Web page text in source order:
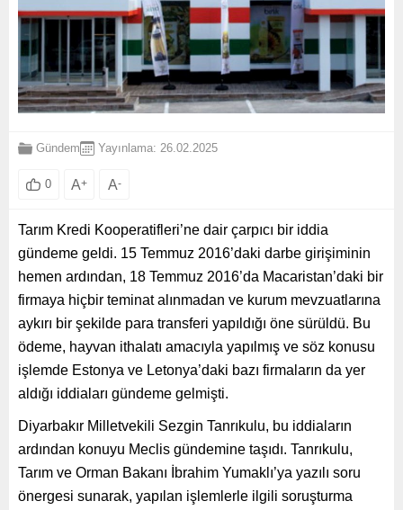
Gündem Yayınlama: 26.02.2025
0 A+ A-
Tarım Kredi Kooperatifleri’ne dair çarpıcı bir iddia
gündeme geldi. 15 Temmuz 2016’daki darbe girişiminin
hemen ardından, 18 Temmuz 2016’da Macaristan’daki bir
firmaya hiçbir teminat alınmadan ve kurum mevzuatlarına
aykırı bir şekilde para transferi yapıldığı öne sürüldü. Bu
ödeme, hayvan ithalatı amacıyla yapılmış ve söz konusu
işlemde Estonya ve Letonya’daki bazı firmaların da yer
aldığı iddiaları gündeme gelmişti.
Diyarbakır Milletvekili Sezgin Tanrıkulu, bu iddiaların
ardından konuyu Meclis gündemine taşıdı. Tanrıkulu,
Tarım ve Orman Bakanı İbrahim Yumaklı’ya yazılı soru
önergesi sunarak, yapılan işlemlerle ilgili soruşturma